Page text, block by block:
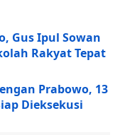
Gus Ipul Sowan
Rakyat Tepat
Prabowo, 13
Dieksekusi